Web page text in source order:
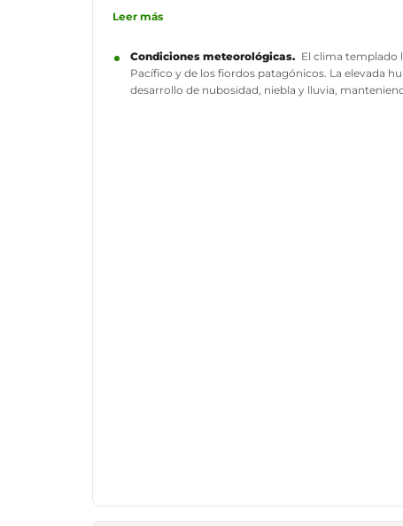
Más que un trekking de aproximación, esta
escenarios más reconocidos para el montañismo
Leer más
Condiciones meteorológicas. El clima templado
Pacífico y de los fiordos patagónicos. La elevada
desarrollo de nubosidad, niebla y lluvia,